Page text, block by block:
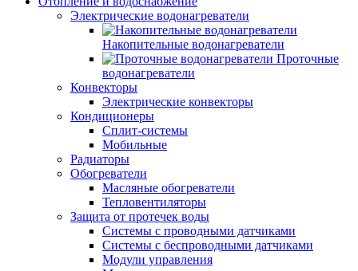
Электрические водонагреватели
Накопительные водонагреватели
Проточные
водонагреватели
Конвекторы
Электрические конвекторы
Кондиционеры
Сплит-системы
Мобильные
Радиаторы
Обогреватели
Масляные обогреватели
Тепловентиляторы
Защита от протечек воды
Системы с проводными датчиками
Системы с беспроводными датчиками
Модули управления